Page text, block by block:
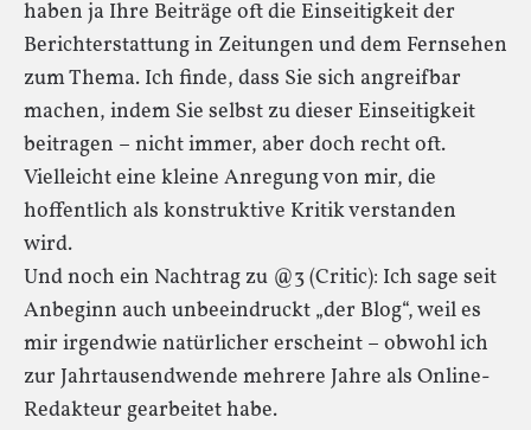
haben ja Ihre Beiträge oft die Einseitigkeit der
Berichterstattung in Zeitungen und dem Fernsehen
zum Thema. Ich finde, dass Sie sich angreifbar
machen, indem Sie selbst zu dieser Einseitigkeit
beitragen – nicht immer, aber doch recht oft.
Vielleicht eine kleine Anregung von mir, die
hoffentlich als konstruktive Kritik verstanden
wird.
Und noch ein Nachtrag zu @3 (Critic): Ich sage seit
Anbeginn auch unbeeindruckt „der Blog“, weil es
mir irgendwie natürlicher erscheint – obwohl ich
zur Jahrtausendwende mehrere Jahre als Online-
Redakteur gearbeitet habe.